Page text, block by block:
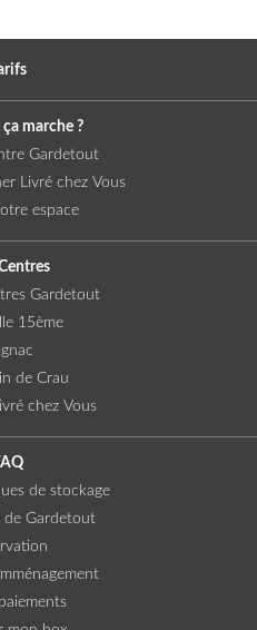
marche ?
Gardetout
Livré chez Vous
espace
Gardetout
15ème
de Crau
chez Vous
de stockage
de Gardetout